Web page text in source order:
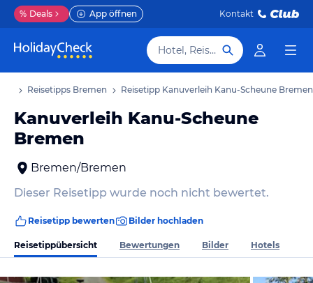
% Deals App öffnen Kontakt
Hotel, Reiseziel
Reisetipps Bremen Reisetipp Kanuverleih Kanu-Scheune Bremen
Kanuverleih Kanu-Scheune
Bremen
Bremen/Bremen
Dieser Reisetipp wurde noch nicht bewertet.
Reisetipp bewerten Bilder hochladen
Reisetippübersicht Bewertungen Bilder Hotels